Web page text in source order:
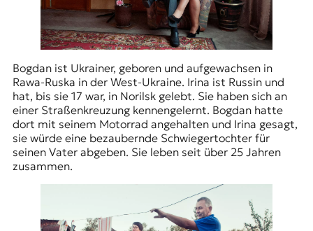
Bogdan ist Ukrainer, geboren und aufgewachsen in
Rawa-Ruska in der West-Ukraine. Irina ist Russin und
hat, bis sie 17 war, in Norilsk gelebt. Sie haben sich an
einer Straßenkreuzung kennengelernt. Bogdan hatte
dort mit seinem Motorrad angehalten und Irina gesagt,
sie würde eine bezaubernde Schwiegertochter für
seinen Vater abgeben. Sie leben seit über 25 Jahren
zusammen.